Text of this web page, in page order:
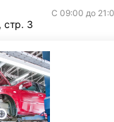
С 09:00 до
стр. 3